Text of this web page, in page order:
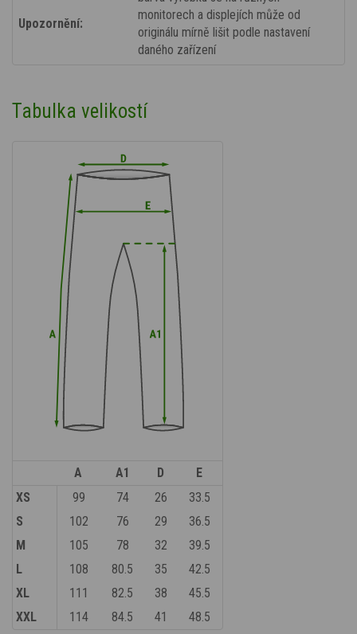
Upozornění:
monitorech a displejích může od
originálu mírně lišit podle nastavení
daného zařízení
Tabulka velikostí
A A1 D
E
XS
99 74 26
33.5
S
102 76 29
36.5
M
105 78 32
39.5
L
108 80.5 35
42.5
XL
111 82.5 38
45.5
XXL
114 84.5 41 48.5